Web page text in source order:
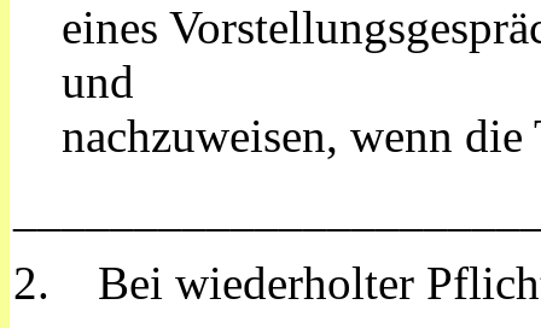
eines
und
nachzuweisen, wenn
2. Bei wiederholter